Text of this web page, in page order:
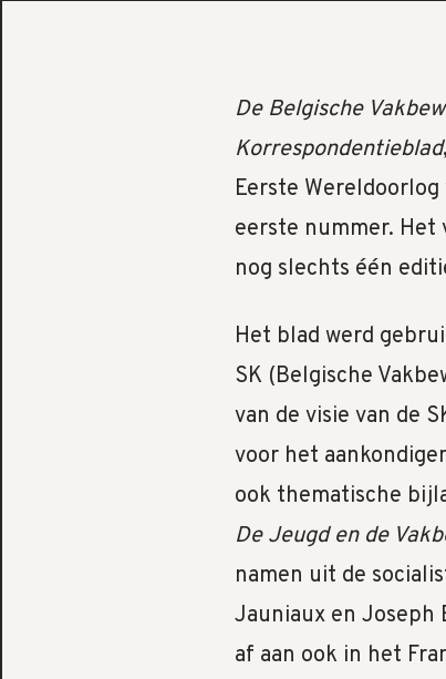
De Belgische
Korrespondentieblad
Eerste
eerste nummer. Het
nog slechts één
Het blad werd
SK (Belgische
van de visie van de
voor het
ook thematische
De Jeugd en de
namen uit de
Jauniaux en Joseph
af aan ook in het